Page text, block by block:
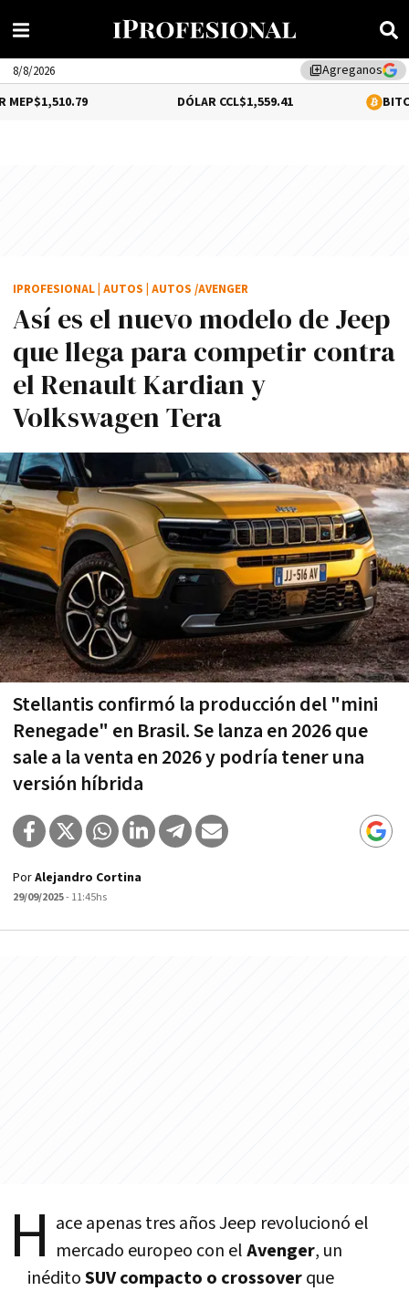
library_addAgreganos
8/8/2026
$1,559.41 0.12%
Así es el nuevo modelo de Jeep
que llega para competir contra
el Renault Kardian y
Volkswagen Tera
Stellantis confirmó la producción del "mini
Renegade" en Brasil. Se lanza en 2026 que
sale a la venta en 2026 y podría tener una
versión híbrida
IPROFESIONAL AUTOS AUTOS /AVENGER
PorAlejandro Cortina
29/09/2025- 11:45hs
H ace apenas tres años Jeep revolucionó el
mercado europeo con elAvenger, un
inéditoSUV compacto o crossoverque